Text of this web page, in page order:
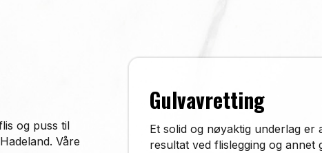
og puss til
Våre
Gulvavretting
Et solid og nøyaktig underlag
resultat ved flislegging og annet